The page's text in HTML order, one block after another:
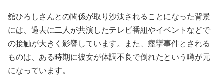
舘ひろしさんとの関係が取り沙汰されることになった背景
には、過去に二人が共演したテレビ番組やイベントなどで
の接触が大きく影響しています。また、痙攣事件とされる
ものは、ある時期に彼女が体調不良で倒れたという噂が元
になっています。